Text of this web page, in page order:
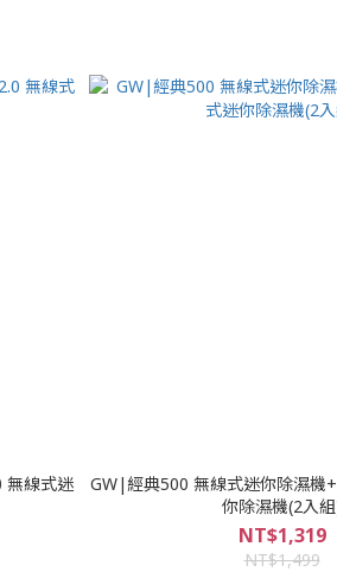
無線式迷
GW|經典500 無線式迷你除濕機
你除濕機(2入
NT$1,319
NT$1,499